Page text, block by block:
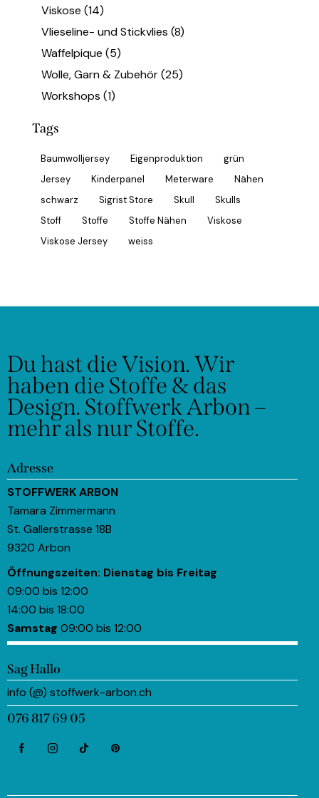
Viskose (14)
Vlieseline- und Stickvlies (8)
Waffelpique (5)
Wolle, Garn & Zubehör (25)
Workshops (1)
Tags
Baumwolljersey Eigenproduktion
grün
Jersey
Kinderpanel Meterware
Nähen
schwarz
Sigrist Store Skull
Skulls
Stoff
Stoffe Stoffe Nähen
Viskose
Viskose Jersey
weiss
Du hast die Vision.Wir
haben die Stoffe & das
Design. Stoffwerk Arbon –
mehr als nur Stoffe.
Adresse
STOFFWERK ARBON
Tamara Zimmermann
St. Gallerstrasse 18B
9320 Arbon
Öffnungszeiten: Dienstag bis Freitag
09:00 bis 12:00
14:00 bis 18:00
Samstag 09:00 bis 12:00
Sag Hallo
info (@) stoffwerk-arbon.ch
076 817 69 05